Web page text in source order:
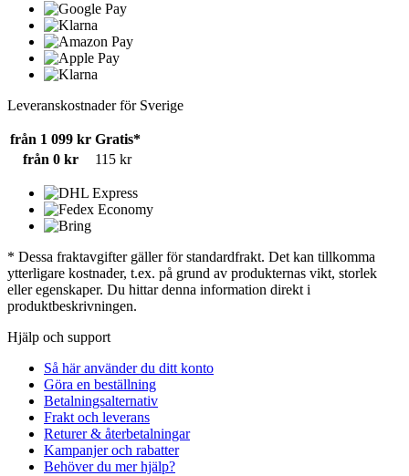
Leveranskostnader för Sverige
från 1 099 kr Gratis*
från 0 kr
115 kr
* Dessa fraktavgifter gäller för standardfrakt. Det kan tillkomma
ytterligare kostnader, t.ex. på grund av produkternas vikt, storlek
eller egenskaper. Du hittar denna information direkt i
produktbeskrivningen.
Hjälp och support
Så här använder du ditt konto
Göra en beställning
Betalningsalternativ
Frakt och leverans
Returer & återbetalningar
Kampanjer och rabatter
Behöver du mer hjälp?